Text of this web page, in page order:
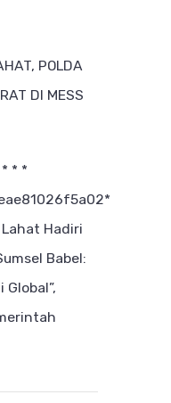
POLDA
DI MESS
* *
Hadiri
Babel: